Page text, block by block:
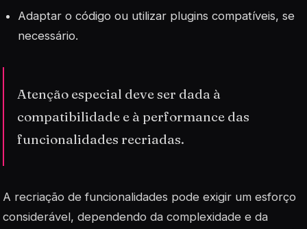
Adaptar o código ou utilizar plugins compatíveis, se
necessário.
Atenção especial deve ser dada à
compatibilidade e à performance das
funcionalidades recriadas.
A recriação de funcionalidades pode exigir um esforço
considerável, dependendo da complexidade e da